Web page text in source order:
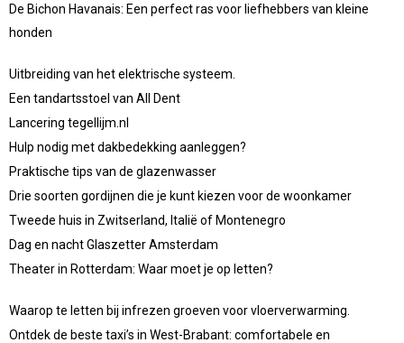
De Bichon Havanais: Een perfect ras voor liefhebbers van kleine
honden
Uitbreiding van het elektrische systeem.
Een tandartsstoel van All Dent
Lancering tegellijm.nl
Hulp nodig met dakbedekking aanleggen?
Praktische tips van de glazenwasser
Drie soorten gordijnen die je kunt kiezen voor de woonkamer
Tweede huis in Zwitserland, Italië of Montenegro
Dag en nacht Glaszetter Amsterdam
Theater in Rotterdam: Waar moet je op letten?
Waarop te letten bij infrezen groeven voor vloerverwarming.
Ontdek de beste taxi’s in West-Brabant: comfortabele en